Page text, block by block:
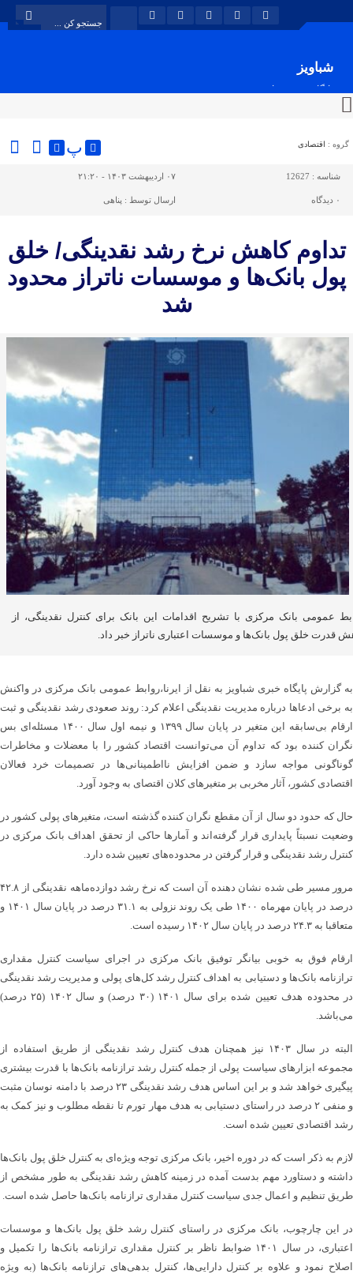
شباویز
پایگاه خبری شباویز
گروه : اقتصادی پ
شناسه : 12627 ۰۷ اردیبهشت ۱۴۰۳ - ۲۱:۲۰
۰ دیدگاه ارسال توسط : پناهی
تداوم کاهش نرخ رشد نقدینگی/ خلق
پول بانک‌ها و موسسات ناتراز محدود
شد
عمومی بانک مرکزی با تشریح اقدامات این بانک برای کنترل نقدینگی، از
قدرت خلق پول بانک‌ها و موسسات اعتباری ناتراز خبر داد.
به گزارش پایگاه خبری شباویز به نقل از ایرنا،روابط عمومی بانک مرکزی در واکنش
به برخی ادعاها درباره مدیریت نقدینگی اعلام کرد: روند صعودی رشد نقدینگی و ثبت
ارقام بی‌سابقه این متغیر در پایان سال ۱۳۹۹ و نیمه اول سال ۱۴۰۰ مسئله‌ای بس
نگران کننده بود که تداوم آن می‌توانست اقتصاد کشور را با معضلات و مخاطرات
گوناگونی مواجه سازد و ضمن افزایش نااطمینانی‌ها در تصمیمات خرد فعالان
اقتصادی کشور، آثار مخربی بر متغیرهای کلان اقتصای به وجود آورد.
حال که حدود دو سال از آن مقطع نگران کننده گذشته است، ‎متغیرهای پولی کشور در
وضعیت نسبتاً پایداری قرار گرفته‌اند و آمارها حاکی از تحقق اهداف بانک مرکزی در
کنترل رشد نقدینگی و قرار گرفتن در محدوده‌های تعیین شده دارد.
مرور مسیر طی شده نشان دهنده آن است که نرخ رشد دوازده‌ماهه نقدینگی از ۴۲.۸
درصد در پایان مهرماه ۱۴۰۰ طی یک روند نزولی به ۳۱.۱ درصد در پایان سال ۱۴۰۱ و
متعاقبا به ۲۴.۳ درصد در پایان سال ۱۴۰۲ رسیده است.
ارقام فوق به خوبی بیانگر توفیق بانک مرکزی در اجرای سیاست کنترل مقداری
ترازنامه بانک‌ها و دستیابی به اهداف کنترل رشد کل‌های پولی و مدیریت رشد نقدینگی
در محدوده هدف تعیین شده برای سال ۱۴۰۱ (۳۰ درصد) و سال ۱۴۰۲ (۲۵ درصد)
می‌باشد.
البته در سال ۱۴۰۳ نیز همچنان هدف کنترل رشد نقدینگی از طریق استفاده از
مجموعه ابزارهای سیاست پولی از جمله کنترل رشد ترازنامه بانک‌ها با قدرت بیشتری
پیگیری خواهد شد و بر این اساس هدف رشد نقدینگی ۲۳ درصد با دامنه نوسان مثبت
و منفی ۲ درصد در راستای دستیابی به هدف مهار تورم تا نقطه مطلوب و نیز کمک به
رشد اقتصادی تعیین شده است.
لازم به ذکر است که در دوره اخیر، بانک مرکزی توجه ویژه‌ای به کنترل ‎خلق پول بانک‌ها
داشته و دستاورد مهم بدست آمده در زمینه کاهش رشد نقدینگی به طور مشخص از
طریق تنظیم و اعمال جدی سیاست کنترل مقداری ترازنامه بانک‌ها حاصل شده است.
در این چارچوب، ‎بانک مرکزی در راستای کنترل رشد خلق پول بانک‌ها و موسسات
اعتباری، در سال ۱۴۰۱ ضوابط ناظر بر کنترل مقداری ترازنامه بانک‌ها را تکمیل و
اصلاح نمود و علاوه بر کنترل دارایی‌ها، کنترل بدهی‌های ترازنامه بانک‌ها (به ویژه